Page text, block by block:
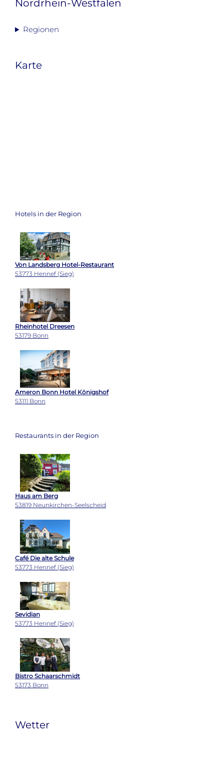
Nordrhein-Westfalen
Regionen
Karte
Hotels in der Region
Von Landsberg Hotel-Restaurant
53773 Hennef (Sieg)
Rheinhotel Dreesen
53179 Bonn
Ameron Bonn Hotel Königshof
53111 Bonn
Restaurants in der Region
Haus am Berg
53819 Neunkirchen-Seelscheid
Café Die alte Schule
53773 Hennef (Sieg)
Sevidian
53773 Hennef (Sieg)
Bistro Schaarschmidt
53173 Bonn
Wetter